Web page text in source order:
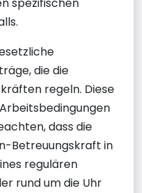
die die
regeln. Diese
dass die
Betreuungskraft in
regulären
rund um die Uhr